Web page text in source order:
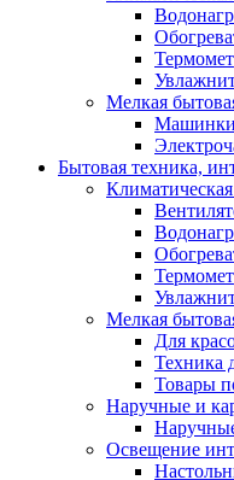
Мелкая
Машинки
Бытовая техника,
Мелкая
Для
Техника
Товары
Наручные и
Освещение